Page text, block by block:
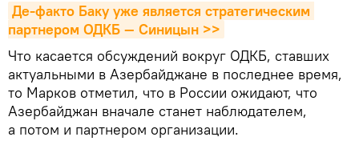
Де-факто Баку уже является стратегическим
партнером ОДКБ — Синицын >>
Что касается обсуждений вокруг ОДКБ, ставших
актуальными в Азербайджане в последнее время,
то Марков отметил, что в России ожидают, что
Азербайджан вначале станет наблюдателем,
а потом и партнером организации.